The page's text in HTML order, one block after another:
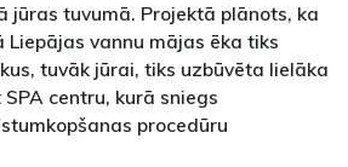
jūras tuvumā. Projektā plānots, ka
vannu mājas ēka tiks
tuvāk jūrai, tiks uzbūvēta lielāka
centru, kurā sniegs
procedūru